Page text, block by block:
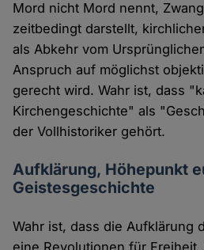
Mord nicht Mord nennt,
zeitbedingt darstellt,
als Abkehr vom
Anspruch auf möglichst
gerecht wird. Wahr ist, dass
Kirchengeschichte" als
der Vollhistoriker gehört.
Aufklärung, Höhepunkt
Geistesgeschichte
Wahr ist, dass die Aufklärung